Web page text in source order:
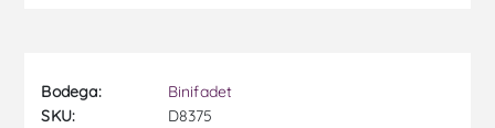
Bodega:
Binifadet
SKU:
D8375